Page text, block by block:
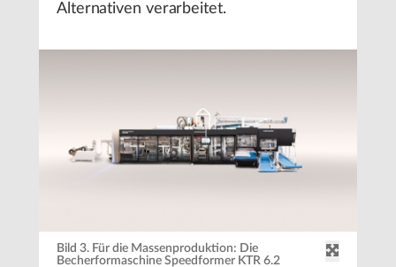
Alternativen verarbeitet.
Bild 3. Für die Massenproduktion: Die
Becherformaschine Speedformer KTR 6.2